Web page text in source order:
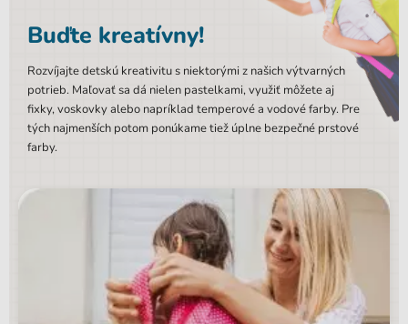
Buďte kreatívny!
Rozvíjajte detskú kreativitu s niektorými z našich výtvarných
potrieb. Maľovať sa dá nielen pastelkami, využiť môžete aj
fixky, voskovky alebo napríklad temperové a vodové farby. Pre
tých najmenších potom ponúkame tiež úplne bezpečné prstové
farby.